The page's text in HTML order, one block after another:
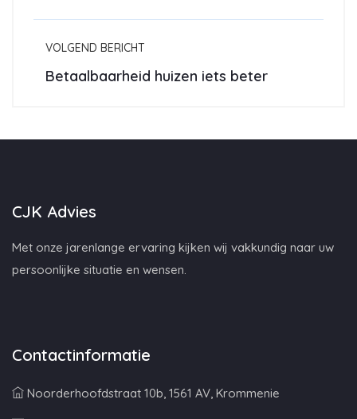
VOLGEND BERICHT
Betaalbaarheid huizen iets beter
CJK Advies
Met onze jarenlange ervaring kijken wij vakkundig naar uw
persoonlijke situatie en wensen.
Contactinformatie
Noorderhoofdstraat 10b, 1561 AV, Krommenie